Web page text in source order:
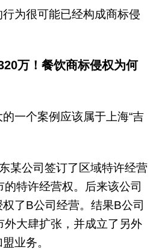
为很可能已经构成商标侵
万！餐饮商标侵权为何
一个案例应该属于上海“吉
某公司签订了区域特许经营
特许经营权。后来该公司
了B公司经营。结果B公司
大肆扩张，并成立了另外
业务。